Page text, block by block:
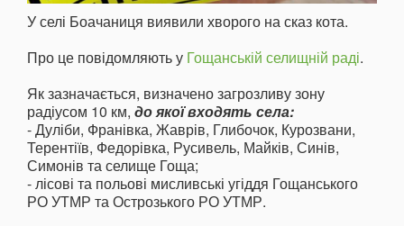
У селі Боачаниця виявили хворого на сказ кота.
Про це повідомляють у Гощанській селищній раді.
Як зазначається, визначено загрозливу зону
радіусом 10 км, до якої входять села:
- Дуліби, Франівка, Жаврів, Глибочок, Курозвани,
Терентіїв, Федорівка, Русивель, Майків, Синів,
Симонів та селище Гоща;
- лісові та польові мисливські угіддя Гощанського
РО УТМР та Острозького РО УТМР.